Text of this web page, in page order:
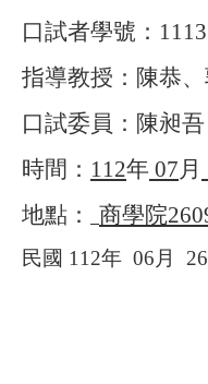
口試者學號：
指導教授：陳恭
口試委員：陳昶吾
時間： 112年 07月
地點：
商學院
民國 112年 06 月 26